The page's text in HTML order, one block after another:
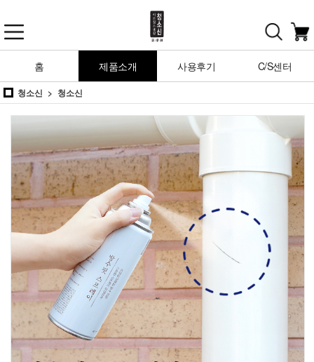
홈 제품소개 사용후기 C/S센터
청소신 청소신